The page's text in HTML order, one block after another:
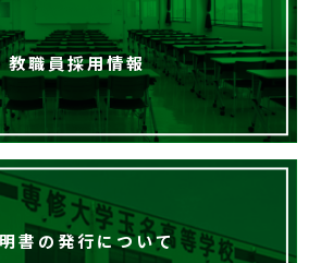
教職員採用情報
書の発行について